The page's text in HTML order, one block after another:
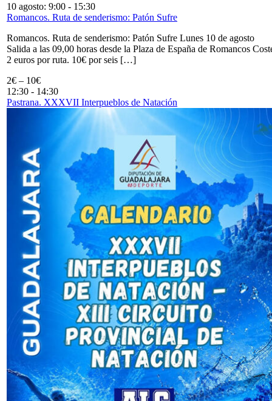
10 agosto: 9:00 - 15:30
Romancos. Ruta de senderismo: Patón Sufre
Romancos. Ruta de senderismo: Patón Sufre Lunes 10 de agosto
Salida a las 09,00 horas desde la Plaza de España de Romancos
2 euros por ruta. 10€ por seis […]
2€ – 10€
12:30 - 14:30
Pastrana. XXXVII Interpueblos de Natación